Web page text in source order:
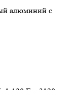
алюминий с